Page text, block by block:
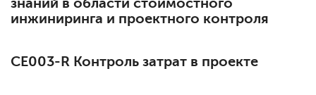
инжиниринга и проектного контроля
СЕ003-R Контроль затрат в проекте